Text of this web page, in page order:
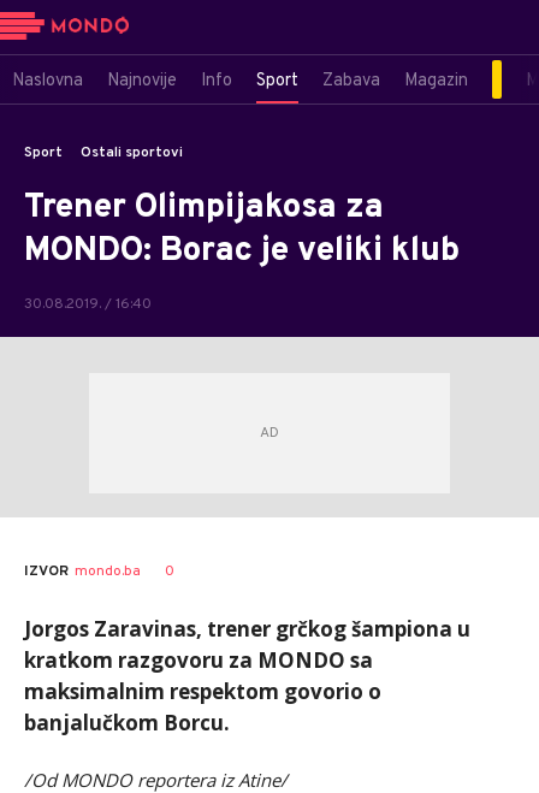
Naslovna Najnovije Info Sport Zabava Magazin
Sport Ostali sportovi
Trener Olimpijakosa za
MONDO: Borac je veliki klub
30.08.2019. / 16:40
AUTOR Arbutina
IZVOR mondo.ba 0
Jorgos Zaravinas, trener grčkog šampiona u
kratkom razgovoru za MONDO sa
maksimalnim respektom govorio o
banjalučkom Borcu.
/Od MONDO reportera iz Atine/